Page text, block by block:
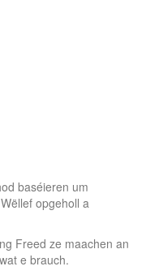
baséieren um
opgeholl a
Freed ze maachen an
e brauch.